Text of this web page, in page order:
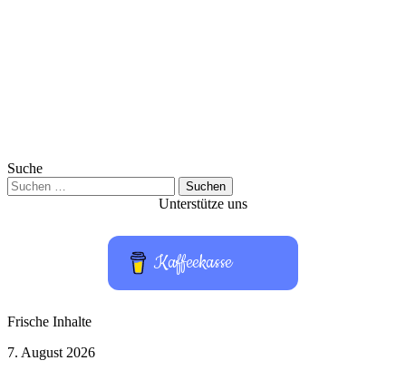
Suche
Suchen
nach:
Unterstütze uns
Kaffeekasse
Frische Inhalte
ChatGPT
7. August 2026